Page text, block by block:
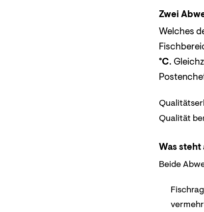
Zwei
Welches
°C.
Qualität
Was steht
Beide